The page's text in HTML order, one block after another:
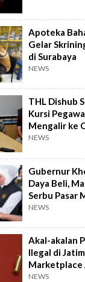
Apoteka
Gelar
di Surabaya
NEWS
THL Dishub
Kursi
Mengalir ke
NEWS
Gubernur
Daya Beli,
Serbu Pasar
Merah Putih
NEWS
Akal-akalan
Ilegal di
Marketplace
NEWS